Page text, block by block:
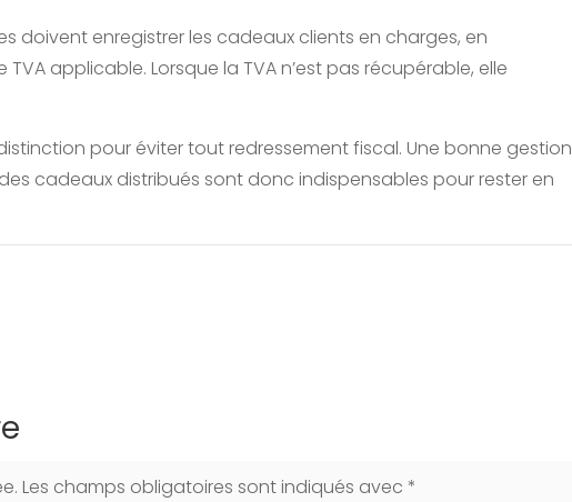
doivent enregistrer les cadeaux clients en charges, en
applicable. Lorsque la TVA n’est pas récupérable, elle
pour éviter tout redressement fiscal. Une bonne gestion
cadeaux distribués sont donc indispensables pour rester en
Les champs obligatoires sont indiqués avec *